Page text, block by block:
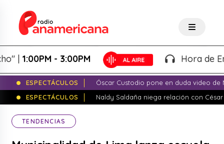
- 3:00PM Hora de
ESPECTÁCULOS
Óscar Custodio pone en duda video de
ESPECTÁCULOS
Naldy Saldaña niega relación con
TENDENCIAS